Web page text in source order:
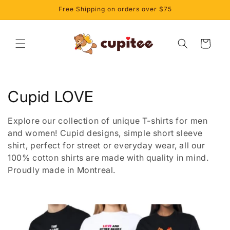
au
Free Shipping on orders over $75
Panier
C
o
l
l
e
Cupid LOVE
Explore our collection of unique T-shirts for men
and women! Cupid designs, simple short sleeve
shirt, perfect for street or everyday wear, all our
100% cotton shirts are made with quality in mind.
Proudly made in Montreal.